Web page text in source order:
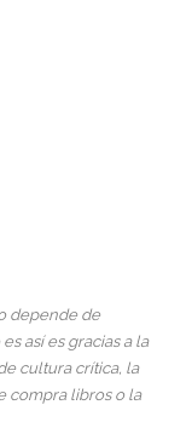
depende de
así es gracias a la
cultura crítica, la
compra libros o la